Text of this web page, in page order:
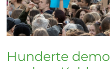
Hunderte